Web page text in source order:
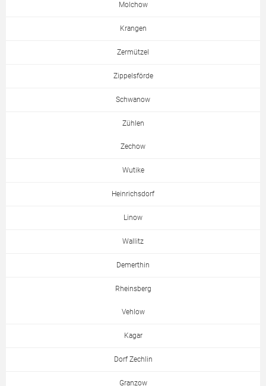
Molchow
Krangen
Zermützel
Zippelsförde
Schwanow
Zühlen
Zechow
Wutike
Heinrichsdorf
Linow
Wallitz
Demerthin
Rheinsberg
Vehlow
Kagar
Dorf Zechlin
Granzow